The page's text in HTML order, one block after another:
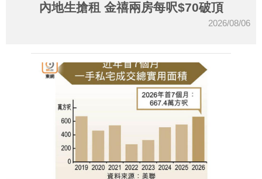
內地生搶租 金禧兩房每呎$70破頂
2026/08/06